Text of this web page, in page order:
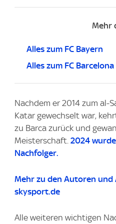
Mehr
Alles zum FC Bayern
Alles zum FC Barcelona
Nachdem er 2014 zum al-
Katar gewechselt war,
zu Barca zurück und
Meisterschaft. 2024
Nachfolger.
Mehr zu den Autoren
skysport.de
Alle weiteren wichtigen